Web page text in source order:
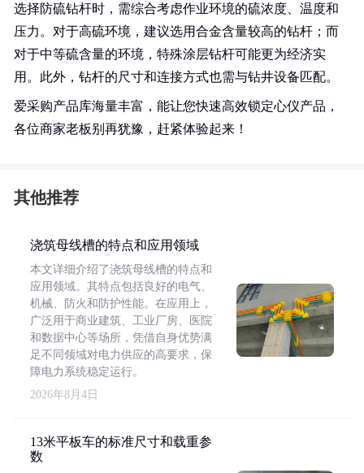
选择防硫钻杆时，需综合考虑作业环境的硫浓度、温度和
压力。对于高硫环境，建议选用合金含量较高的钻杆；而
对于中等硫含量的环境，特殊涂层钻杆可能更为经济实
用。此外，钻杆的尺寸和连接方式也需与钻井设备匹配。
爱采购产品库海量丰富，能让您快速高效锁定心仪产品，
各位商家老板别再犹豫，赶紧体验起来！
其他推荐
浇筑母线槽的特点和应用领域
本文详细介绍了浇筑母线槽的特点和
应用领域。其特点包括良好的电气、
机械、防火和防护性能。在应用上，
广泛用于商业建筑、工业厂房、医院
和数据中心等场所，凭借自身优势满
足不同领域对电力供应的高要求，保
障电力系统稳定运行。
2026年8月4日
13米平板车的标准尺寸和载重参
数